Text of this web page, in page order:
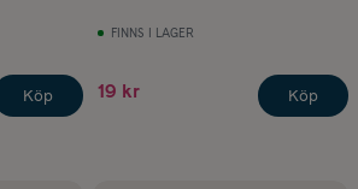
Köp
FINNS I LAGER
19 kr Köp